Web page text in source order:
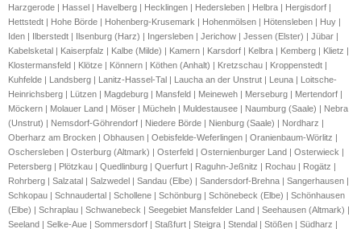
Harzgerode | Hassel | Havelberg | Hecklingen | Hedersleben | Helbra | Hergisdorf |
Hettstedt | Hohe Börde | Hohenberg-Krusemark | Hohenmölsen | Hötensleben | Huy |
Iden | Ilberstedt | Ilsenburg (Harz) | Ingersleben | Jerichow | Jessen (Elster) | Jübar |
Kabelsketal | Kaiserpfalz | Kalbe (Milde) | Kamern | Karsdorf | Kelbra | Kemberg | Klietz |
Klostermansfeld | Klötze | Könnern | Köthen (Anhalt) | Kretzschau | Kroppenstedt |
Kuhfelde | Landsberg | Lanitz-Hassel-Tal | Laucha an der Unstrut | Leuna | Loitsche-
Heinrichsberg | Lützen | Magdeburg | Mansfeld | Meineweh | Merseburg | Mertendorf |
Möckern | Molauer Land | Möser | Mücheln | Muldestausee | Naumburg (Saale) | Nebra
(Unstrut) | Nemsdorf-Göhrendorf | Niedere Börde | Nienburg (Saale) | Nordharz |
Oberharz am Brocken | Obhausen | Oebisfelde-Weferlingen | Oranienbaum-Wörlitz |
Oschersleben | Osterburg (Altmark) | Osterfeld | Osternienburger Land | Osterwieck |
Petersberg | Plötzkau | Quedlinburg | Querfurt | Raguhn-Jeßnitz | Rochau | Rogätz |
Rohrberg | Salzatal | Salzwedel | Sandau (Elbe) | Sandersdorf-Brehna | Sangerhausen |
Schkopau | Schnaudertal | Schollene | Schönburg | Schönebeck (Elbe) | Schönhausen
(Elbe) | Schraplau | Schwanebeck | Seegebiet Mansfelder Land | Seehausen (Altmark) |
Seeland | Selke-Aue | Sommersdorf | Staßfurt | Steigra | Stendal | Stößen | Südharz |